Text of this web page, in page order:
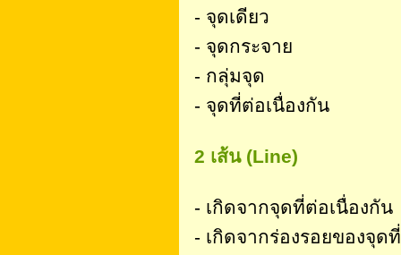
- จุดเดียว
- จุดกระจาย
- กลุ่มจุด
- จุดที่ต่อเนื่องกัน
2 เส้น (Line)
- เกิดจากจุดที่ต่อเนื่องกัน
- เกิดจากร่องรอยของจุด